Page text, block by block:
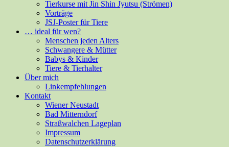
Tierkurse mit Jin Shin Jyutsu (Strömen)
Vorträge
JSJ-Poster für Tiere
… ideal für wen?
Menschen jeden Alters
Schwangere & Mütter
Babys & Kinder
Tiere & Tierhalter
Über mich
Linkempfehlungen
Kontakt
Wiener Neustadt
Bad Mitterndorf
Straßwalchen Lageplan
Impressum
Datenschutzerklärung